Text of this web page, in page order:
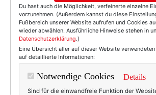
Einträge mit
Tag: Ulrike
Du hast auch die Möglichkeit, verfeinerte einzelne
vorzunehmen. (Außerdem kannst du diese
Fußbereich unserer Website aufrufen und Cookies
wieder abwählen. Ausführliche Hinweise stehen in
Datenschutzerklärung.)
Eine Übersicht aller auf dieser Website
auf detaillierte Informationen:
Notwendige Cookies Details
Sind für die einwandfreie Funktion der